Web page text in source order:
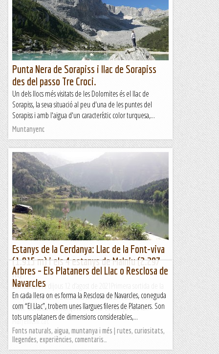
Punta Nera de Sorapiss i llac de Sorapiss
des del passo Tre Croci.
Un dels llocs més visitats de les Dolomites és el llac de
Sorapiss, la seva situació al peu d'una de les puntes del
Sorapiss i amb l'aigua d'un característic color turquesa,...
Muntanyenc
Estanys de la Cerdanya: Llac de la Font-viva
(1.915 m) i els 4 estanys de Malniu (2.297
m)
Dimecres 11 i dijous 12 d’agost de 2021Primera sortida de la
temporada 2021 / 2022Hora de sortida: 2/4 de set del
matí. Ubicació: Comarques de l’Alta Cerdanya i de la...
Maifemcim.cat
Arbres – Els Plataners del Llac o Resclosa de
Navarcles
En cada llera on es forma la Resclosa de Navarcles, coneguda
com “El Llac”, trobem unes llargues fileres de Plataners. Son
tots uns plataners de dimensions considerables,...
Fonts naturals, aigua, muntanya i més | rutes, curiositats,
llegendes, experiències, comentaris…